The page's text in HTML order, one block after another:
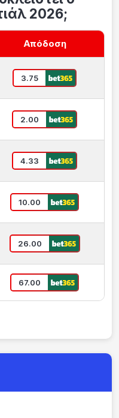
2026;
Απόδοση
3.75
2.00
4.33
10.00
26.00
67.00